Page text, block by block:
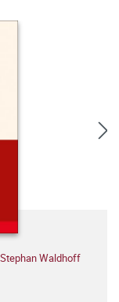
Stephan Waldhoff